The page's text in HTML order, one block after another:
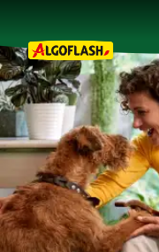
Nos produits
Conseils
Thèmes